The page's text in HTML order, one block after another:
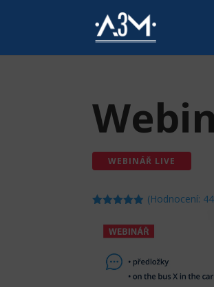
WEBINÁŘ LIVE
4.86z 5 na
základě
zákazníků
(Hodnocení: 44